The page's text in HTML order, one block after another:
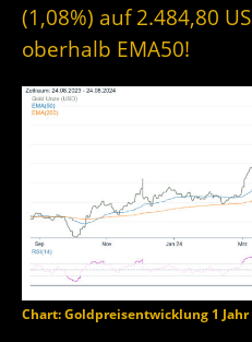
(1,08%) auf 2.484,80
oberhalb EMA50!
Chart: Goldpreisentwicklung 1